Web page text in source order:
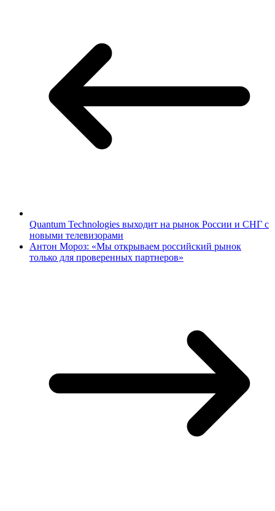
Quantum Technologies выходит на рынок России и СНГ с
новыми телевизорами
Антон Мороз: «Мы открываем российский рынок
только для проверенных партнеров»